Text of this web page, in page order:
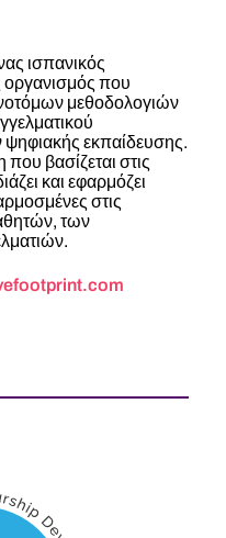
ισπανικός
οργανισμός που
μεθοδολογιών
εκπαίδευσης.
βασίζεται στις
και εφαρμόζει
στις
των